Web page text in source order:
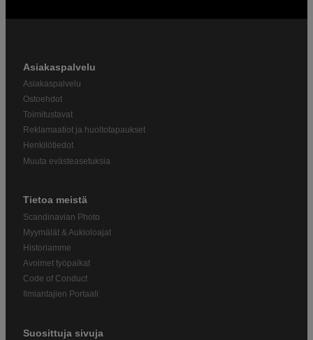
Asiakaspalvelu
Asiakaspalvelu
Ostoehdot
Toimitustavat
Reklamaatiot ja huoltotapaukset
Henkilötiedot
Muuta evästeasetuksia
Tietoa meistä
Scandinavian Photo
Myymälät & Aukioloajat
Historiamme
Avoimet työpaikat
Code of Conduct
Ilmiantajien Portaali
Suosittuja sivuja